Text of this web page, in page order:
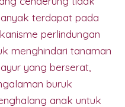
terdapat pada
perlindungan
menghindari tanaman
yang berserat,
buruk
anak untuk